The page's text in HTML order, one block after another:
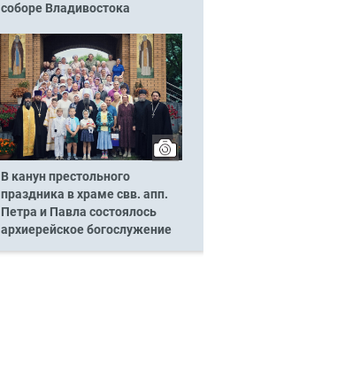
соборе Владивостока
В канун престольного
праздника в храме свв. апп.
Петра и Павла состоялось
архиерейское богослужение